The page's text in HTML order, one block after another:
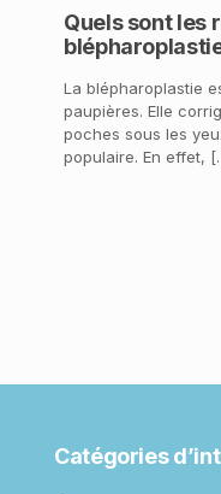
Quels sont les
La blépharoplastie
paupières. Elle
poches sous les
populaire. En effet,
Catégories